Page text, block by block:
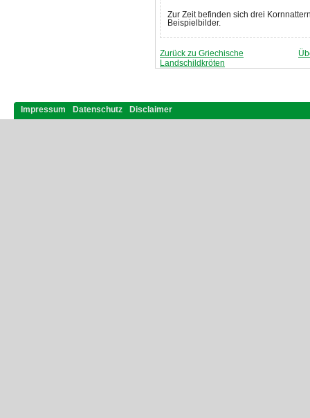
Zur Zeit befinden sich drei
Beispielbilder.
Zurück zu Griechische
Landschildkröten
Impressum Datenschutz Disclaimer